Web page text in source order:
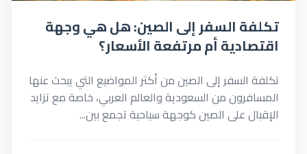
تكلفة السفر إلى الصين: هل هي وجهة
اقتصادية أم مرتفعة الأسعار؟
تكلفة السفر إلى الصين من أكثر المواضيع التي يبحث عنها
المسافرون من السعودية والعالم العربي، خاصة مع تزايد
الإقبال على الصين كوجهة سياحية تجمع بين...